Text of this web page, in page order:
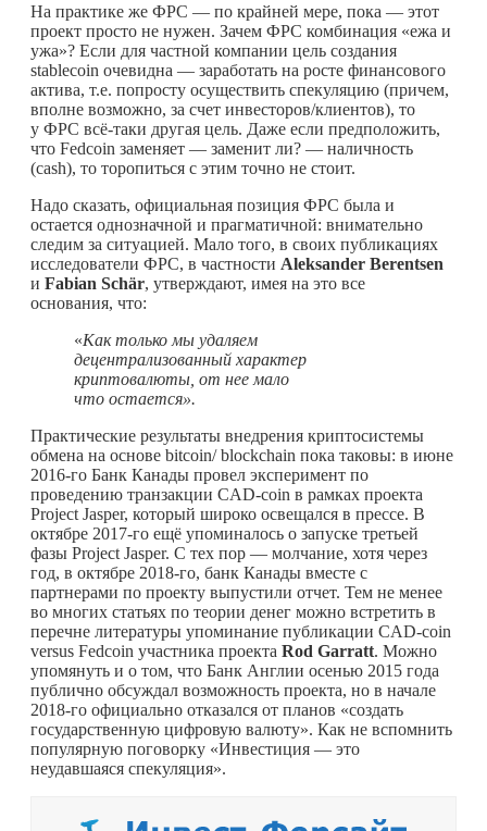
На практике же ФРС — по крайней мере, пока — этот
проект просто не нужен. Зачем ФРС комбинация «ежа и
ужа»? Если для частной компании цель создания
stablecoin очевидна — заработать на росте финансового
актива, т.е. попросту осуществить спекуляцию (причем,
вполне возможно, за счет инвесторов/клиентов), то
у ФРС всё-таки другая цель. Даже если предположить,
что Fedcoin заменяет — заменит ли? — наличность
(cash), то торопиться с этим точно не стоит.
Надо сказать, официальная позиция ФРС была и
остается однозначной и прагматичной: внимательно
следим за ситуацией. Мало того, в своих публикациях
исследователи ФРС, в частности Aleksander Berentsen
и Fabian Schär, утверждают, имея на это все
основания, что:
«Как только мы удаляем
децентрализованный характер
криптовалюты, от нее мало
что остается».
Практические результаты внедрения криптосистемы
обмена на основе bitcoin/ blockchain пока таковы: в июне
2016-го Банк Канады провел эксперимент по
проведению транзакции CAD-coin в рамках проекта
Project Jasper, который широко освещался в прессе. В
октябре 2017-го ещё упоминалось о запуске третьей
фазы Project Jasper. С тех пор — молчание, хотя через
год, в октябре 2018-го, банк Канады вместе с
партнерами по проекту выпустили отчет. Тем не менее
во многих статьях по теории денег можно встретить в
перечне литературы упоминание публикации CAD-coin
versus Fedcoin участника проекта Rod Garratt. Можно
упомянуть и о том, что Банк Англии осенью 2015 года
публично обсуждал возможность проекта, но в начале
2018-го официально отказался от планов «создать
государственную цифровую валюту». Как не вспомнить
популярную поговорку «Инвестиция — это
неудавшаяся спекуляция».